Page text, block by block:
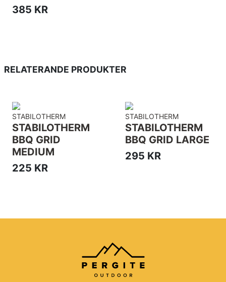
385 KR
RELATERANDE PRODUKTER
STABILOTHERM
STABILOTHERM
BBQ GRID
MEDIUM
225 KR
STABILOTHERM
STABILOTHERM
BBQ GRID LARGE
295 KR